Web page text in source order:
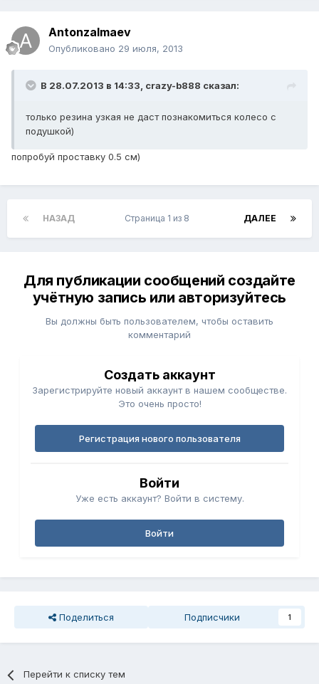
Antonzalmaev
Опубликовано 29 июля, 2013
В 28.07.2013 в 14:33, crazy-b888 сказал:
только резина узкая не даст познакомиться колесо с
подушкой)
попробуй проставку 0.5 см)
НАЗАД ДАЛЕЕ
Страница 1 из 8
Для публикации сообщений создайте
учётную запись или авторизуйтесь
Вы должны быть пользователем, чтобы оставить
комментарий
Создать аккаунт
Зарегистрируйте новый аккаунт в нашем сообществе.
Это очень просто!
Регистрация нового пользователя
Войти
Уже есть аккаунт? Войти в систему.
Войти
Поделиться Подписчики 1
Перейти к списку тем